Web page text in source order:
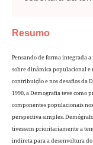
Resumo
Pensando de forma integrada
sobre dinâmica populacional e
contribuição e nos desafios da
1990, a Demografia teve como
componentes populacionais
perspectiva simples.
tivessem prioritariamente a
indireta para a desenvoltura